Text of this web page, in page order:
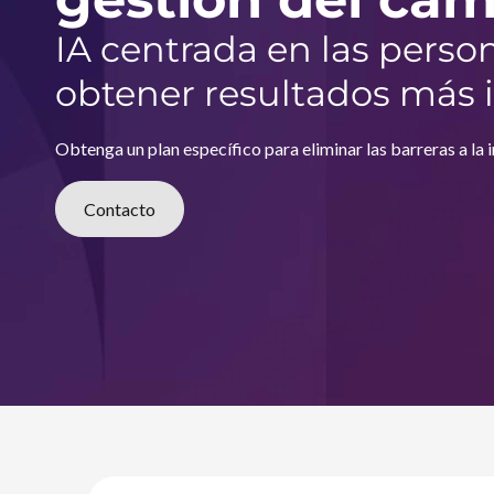
IA centrada en las
obtener resultados más
Obtenga un plan específico para eliminar las barreras a la
Contacto